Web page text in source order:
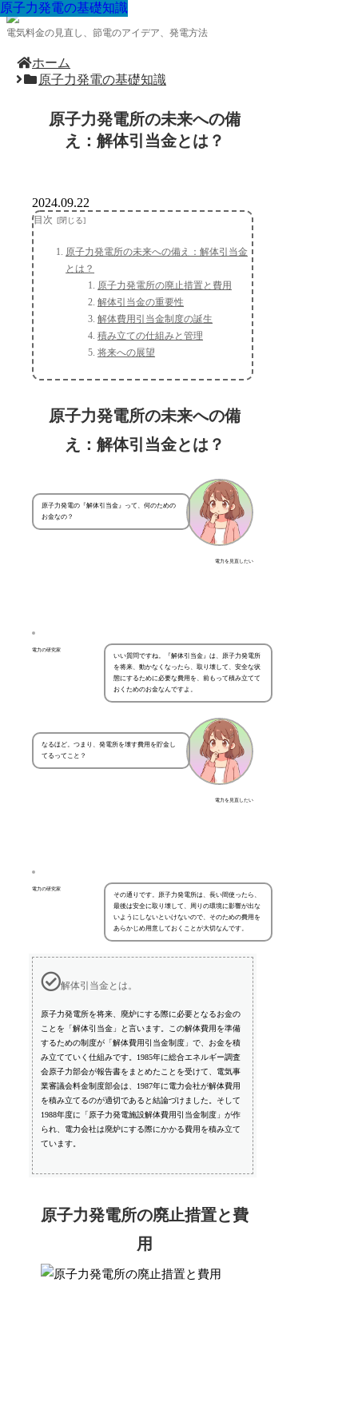
電気料金の見直し、節電のアイデア、発電方法
ホーム
原子力発電の基礎知識
原子力発電所の未来への備
え：解体引当金とは？
原子力発電の基礎知識
2024.09.22
目次
原子力発電所の未来への備え：解体引当金
とは？
原子力発電所の廃止措置と費用
解体引当金の重要性
解体費用引当金制度の誕生
積み立ての仕組みと管理
将来への展望
原子力発電所の未来への備
え：解体引当金とは？
電力を見直したい
原子力発電の『解体引当金』って、何のための
お金なの？
電力の研究家
いい質問ですね。『解体引当金』は、原子力発電所
を将来、動かなくなったら、取り壊して、安全な状
態にするために必要な費用を、前もって積み立てて
おくためのお金なんですよ。
電力を見直したい
なるほど。つまり、発電所を壊す費用を貯金し
てるってこと？
電力の研究家
その通りです。原子力発電所は、長い間使ったら、
最後は安全に取り壊して、周りの環境に影響が出な
いようにしないといけないので、そのための費用を
あらかじめ用意しておくことが大切なんです。
解体引当金とは。
原子力発電所を将来、廃炉にする際に必要となるお金の
ことを「解体引当金」と言います。この解体費用を準備
するための制度が「解体費用引当金制度」で、お金を積
み立てていく仕組みです。1985年に総合エネルギー調査
会原子力部会が報告書をまとめたことを受けて、電気事
業審議会料金制度部会は、1987年に電力会社が解体費用
を積み立てるのが適切であると結論づけました。そして
1988年度に「原子力発電施設解体費用引当金制度」が作
られ、電力会社は廃炉にする際にかかる費用を積み立て
ています。
原子力発電所の廃止措置と費
用
原子力発電の基礎知識
原子力発電の基礎知識
原子力発電の基礎知識
原子力発電の基礎知識
原子力発電の基礎知識
原子力発電の基礎知識
原子力発電の基礎知識
原子力発電の基礎知識